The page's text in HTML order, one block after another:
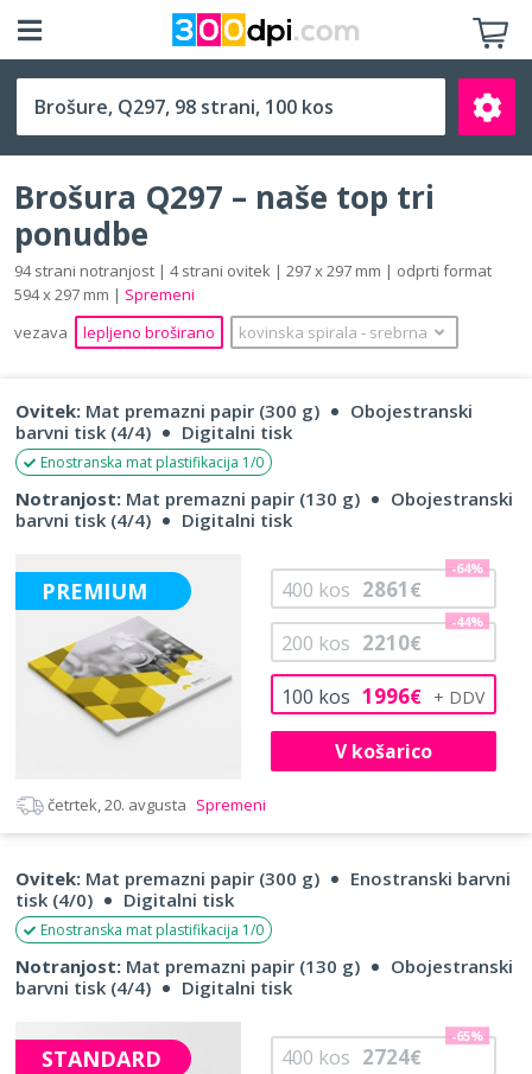
Q297 (297 x 297 mm)
Išči
Brošura Q297 – naše top tri
ponudbe
94 strani notranjost | 4 strani ovitek | 297 x 297 mm | odprti format
594 x 297 mm | Spremeni
vezava
lepljeno broširano kovinska spirala ‐ srebrna
Ovitek: Mat premazni papir (300 g)
Obojestranski
barvni tisk (4/4)
Digitalni tisk
Enostranska mat plastifikacija 1/0
Notranjost: Mat premazni papir (130 g)
Obojestranski
barvni tisk (4/4)
Digitalni tisk
PREMIUM
100 kos 1996€
200 kos 2210€
-44%
400 kos 2861€
-64%
V košarico
četrtek, 20. avgusta Spremeni
Ovitek: Mat premazni papir (300 g)
Enostranski barvni
tisk (4/0)
Digitalni tisk
Enostranska mat plastifikacija 1/0
Notranjost: Mat premazni papir (130 g)
Obojestranski
barvni tisk (4/4)
Digitalni tisk
STANDARD 400 kos 2724€
-65%